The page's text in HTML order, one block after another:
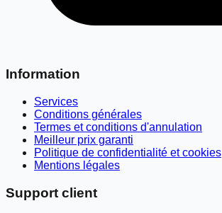
Information
Services
Conditions générales
Termes et conditions d'annulation
Meilleur prix garanti
Politique de confidentialité et cookies
Mentions légales
Support client